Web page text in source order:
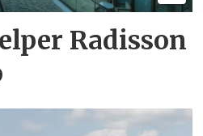
Radisson